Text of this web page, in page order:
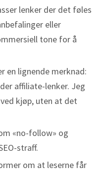
lenker der det føles
eller
tone for å
en lignende merknad:
affiliate-lenker. Jeg
kjøp, uten at det
«no-follow» og
straff.
om at leserne får